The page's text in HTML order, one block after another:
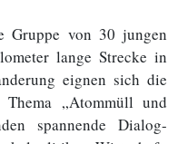
Gruppe von 30 jungen
lange Strecke in
eignen sich die
„Atommüll und
spannende Dialog-